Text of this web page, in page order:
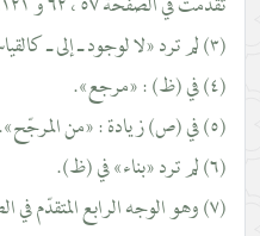
(٣) لم ترد «لا لوجود ـ إلى ـ كالقياس» في (ظ).
(٤) في (ظ) : «مرجع».
(٥) في (ص) زيادة : «من المرجّح».
(٦) لم ترد «بناء» في (ظ).
(٧) وهو الوجه الرابع المتقدّم في الصفحة ١٢٢.